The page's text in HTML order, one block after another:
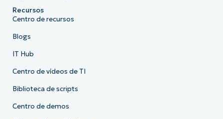
Recursos
Centro de recursos
Blogs
IT Hub
Centro de vídeos de TI
Biblioteca de scripts
Centro de demos